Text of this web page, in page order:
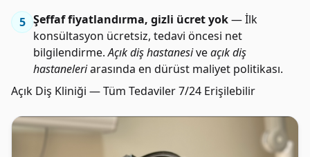
5 Şeffaf fiyatlandırma, gizli ücret yok— İlk
konsültasyon ücretsiz, tedavi öncesi net
bilgilendirme.Açık diş hastanesiveaçık diş
hastaneleriarasında en dürüst maliyet politikası.
Açık Diş Kliniği — Tüm Tedaviler 7/24 Erişilebilir